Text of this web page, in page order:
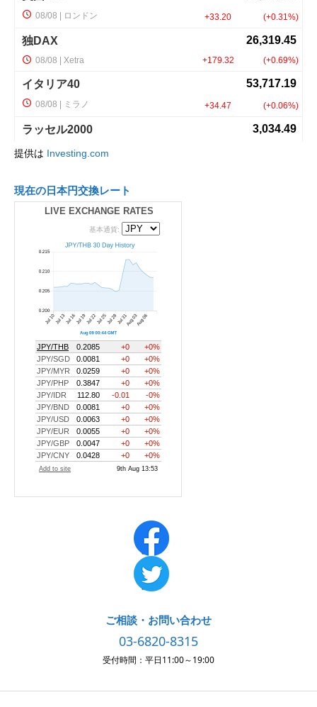
提供は Investing.com
現在の日本円交換レート
LIVE EXCHANGE RATES
ご相談・お問い合わせ
03-6820-8315
受付時間：平日11:00～19:00